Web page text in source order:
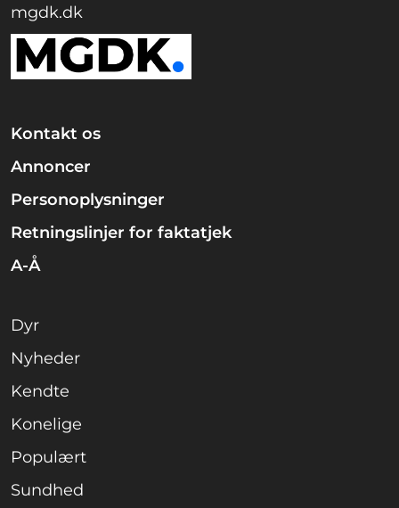
mgdk.dk
Kontakt os
Annoncer
Personoplysninger
Retningslinjer for faktatjek
A-Å
Dyr
Nyheder
Kendte
Konelige
Populært
Sundhed